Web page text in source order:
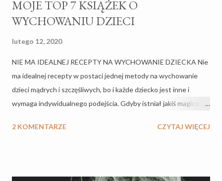
MOJE TOP 7 KSIĄŻEK O
WYCHOWANIU DZIECI
lutego 12, 2020
NIE MA IDEALNEJ RECEPTY NA WYCHOWANIE DZIECKA Nie
ma idealnej recepty w postaci jednej metody na wychowanie
dzieci mądrych i szczęśliwych, bo i każde dziecko jest inne i
wymaga indywidualnego podejścia. Gdyby istniał jakiś magiczny
najcięższej pracy życia. Sama nie jestem fanatykiem książek o
2 KOMENTARZE CZYTAJ WIĘCEJ